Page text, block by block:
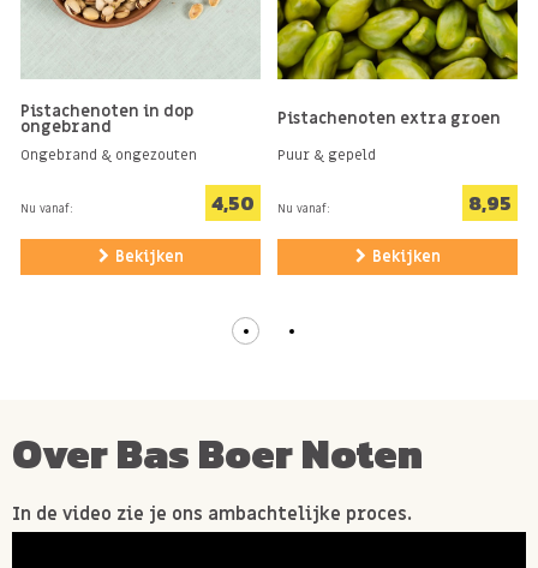
Kan sporen bevatten van
Pistachenoten in dop
ongebrand
Ongebrand & ongezouten
Nu vanaf: 4,50
Bekijken
Pistachenoten extra groen
Puur & gepeld
Nu vanaf: 8,95
Bekijken
Over Bas Boer Noten
In de video zie je ons ambachtelijke proces.